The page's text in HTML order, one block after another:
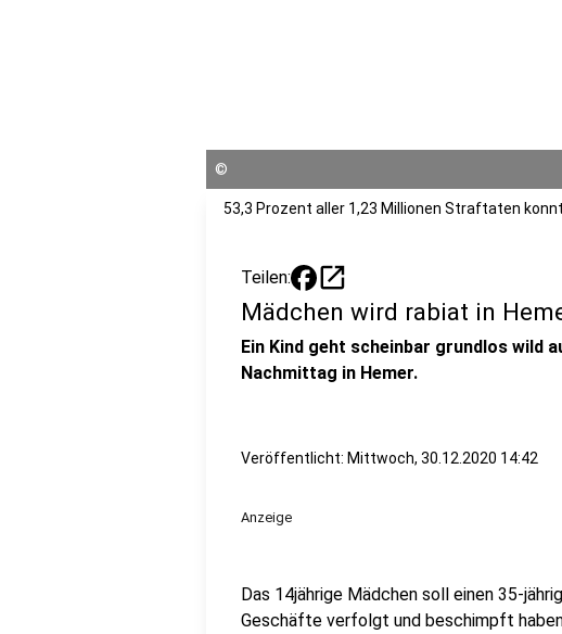
©
53,3 Prozent aller 1,23 Millionen Straftaten
Teilen: open_in_new
Mädchen wird rabiat in
Ein Kind geht scheinbar grundlos wild
Nachmittag in Hemer.
Veröffentlicht: Mittwoch, 30.12.2020 14:42
Anzeige
Das 14jährige Mädchen soll einen 35-
Geschäfte verfolgt und beschimpft